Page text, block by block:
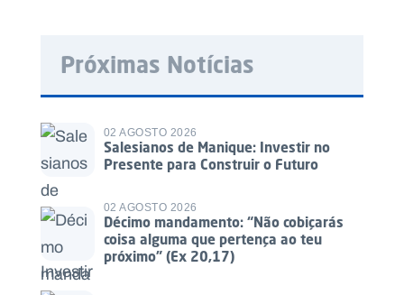
Próximas Notícias
02 AGOSTO 2026
Salesianos de Manique: Investir no
Presente para Construir o Futuro
02 AGOSTO 2026
Décimo mandamento: “Não cobiçarás
coisa alguma que pertença ao teu
próximo” (Ex 20,17)